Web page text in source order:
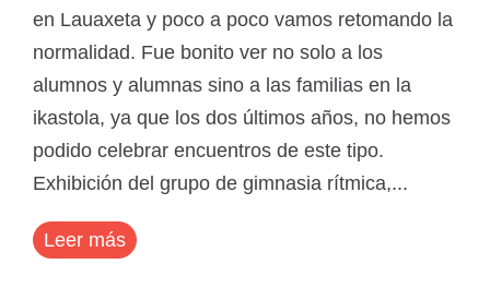
en Lauaxeta y poco a poco vamos retomando la
normalidad. Fue bonito ver no solo a los
alumnos y alumnas sino a las familias en la
ikastola, ya que los dos últimos años, no hemos
podido celebrar encuentros de este tipo.
Exhibición del grupo de gimnasia rítmica,...
Leer más